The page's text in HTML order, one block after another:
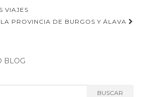
VIAJES
PROVINCIA DE BURGOS Y ÁLAVA
BLOG
BUSCAR